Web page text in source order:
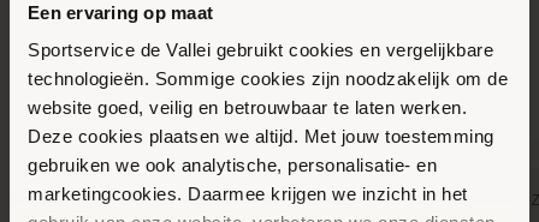
Een ervaring op maat
Sportservice de Vallei gebruikt cookies en vergelijkbare
technologieën. Sommige cookies zijn noodzakelijk om de
website goed, veilig en betrouwbaar te laten werken.
Deze cookies plaatsen we altijd. Met jouw toestemming
gebruiken we ook analytische, personalisatie- en
marketingcookies. Daarmee krijgen we inzicht in het
Gerelateerde activiteiten
7
Augustus 2026
Banenzwemmen, Gemeente Ede, Jongeren,
Augustus 2026
Gemeente Ede,